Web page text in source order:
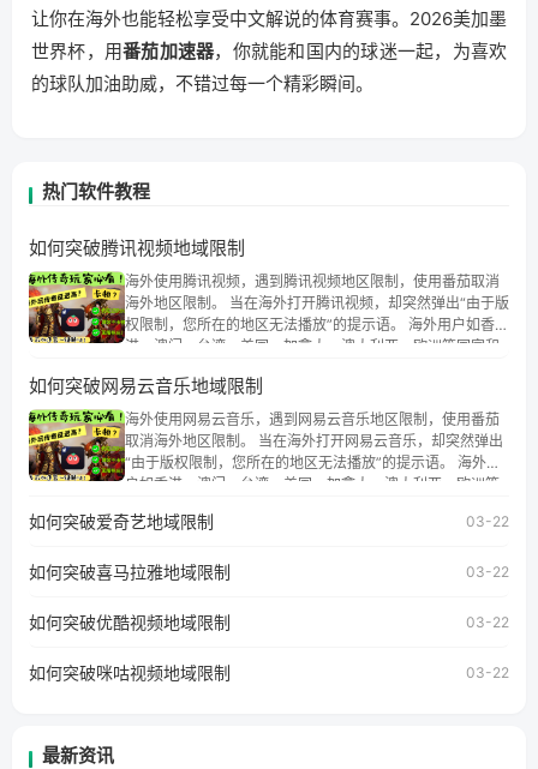
让你在海外也能轻松享受中文解说的体育赛事。2026美加墨
世界杯，用番茄加速器，你就能和国内的球迷一起，为喜欢
的球队加油助威，不错过每一个精彩瞬间。
热门软件教程
如何突破腾讯视频地域限制
海外使用腾讯视频，遇到腾讯视频地区限制，使用番茄取消
海外地区限制。 当在海外打开腾讯视频，却突然弹出“由于版
权限制，您所在的地区无法播放”的提示语。 海外用户如香
港、澳门、台湾、美国、加拿大、澳大利亚、欧洲等国家和
权限制问题，且仅能在中国大陆地区播放。 遇到这个问题的
朋友们，使用番茄回国加速器，即可解决「海外用户收听腾
讯视频地区版权限制」的问题，无论人在香港、澳门、台
湾、美国、加拿大、澳大利亚、欧洲等国家和地区工作、留
学、定居等，都可以使用，不再因地区和版权限制所困扰。
如何突破网易云音乐地域限制
海外使用网易云音乐，遇到网易云音乐地区限制，使用番茄
取消海外地区限制。 当在海外打开网易云音乐，却突然弹出
“由于版权限制，您所在的地区无法播放”的提示语。 海外用
户如香港、澳门、台湾、美国、加拿大、澳大利亚、欧洲等
地区及版权限制问题，且仅能在中国大陆地区播放。 遇到这
户收听网易云音乐地区版权限制」的问题，无论人在香港、
工作、留学、定居等，都可以使用，不再因地区和版权限制
所困扰。
如何突破爱奇艺地域限制 03-22
如何突破喜马拉雅地域限制 03-22
如何突破优酷视频地域限制 03-22
如何突破咪咕视频地域限制 03-22
最新资讯